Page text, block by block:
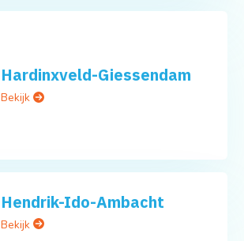
Hardinxveld-Giessendam
Bekijk
Hendrik-Ido-Ambacht
Bekijk